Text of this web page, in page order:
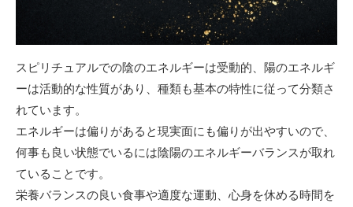
スピリチュアルでの陰のエネルギーは受動的、陽のエネルギ
ーは活動的な性質があり、種類も基本の特性に従って分類さ
れています。
エネルギーは偏りがあると現実面にも偏りが出やすいので、
何事も良い状態でいるには陰陽のエネルギーバランスが取れ
ていることです。
栄養バランスの良い食事や適度な運動、心身を休める時間を